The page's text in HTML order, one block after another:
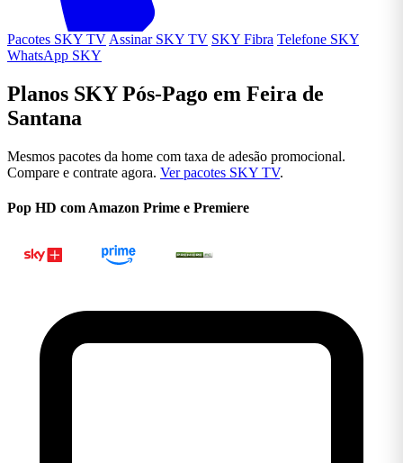
Pacotes SKY TV Assinar SKY TV SKY Fibra Telefone SKY
WhatsApp SKY
Planos SKY Pós-Pago em Feira de
Santana
Mesmos pacotes da home com taxa de adesão promocional.
Compare e contrate agora. Ver pacotes SKY TV.
Pop HD com Amazon Prime e Premiere